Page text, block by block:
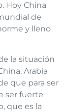
Hoy China
de
y lleno
la situación
Arabia
que para ser
ser fuerte
que es la